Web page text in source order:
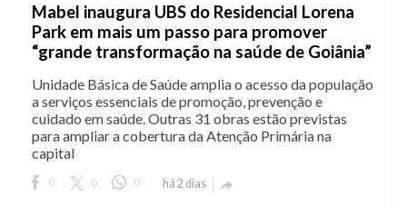
Mabel inaugura UBS do Residencial Lorena
Park em mais um passo para promover
“grande transformação na saúde de Goiânia”
Unidade Básica de Saúde amplia o acesso da população
a serviços essenciais de promoção, prevenção e
cuidado em saúde. Outras 31 obras estão previstas
para ampliar a cobertura da Atenção Primária na
capital
0 0 0 há 2 dias 